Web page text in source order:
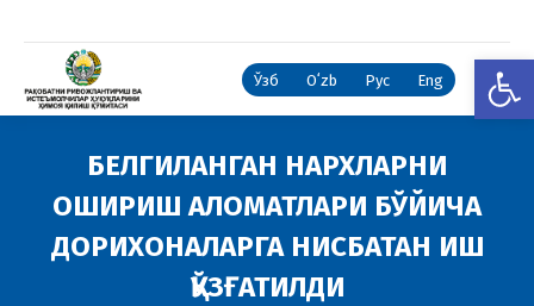
Ўзб Oʻzb Рус Eng
БЕЛГИЛАНГАН НАРХЛАРНИ
ОШИРИШ АЛОМАТЛАРИ БЎЙИЧА
ДОРИХОНАЛАРГА НИСБАТАН ИШ
ҚЎЗҒАТИЛДИ